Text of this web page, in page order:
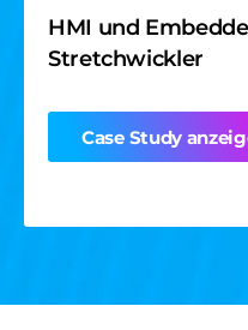
HMI und
Stretchwickler
Case Study
CASE STUDY